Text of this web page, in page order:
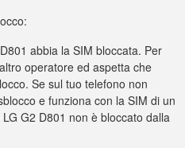
abbia la SIM bloccata. Per
operatore ed aspetta che
Se sul tuo telefono non
e funziona con la SIM di un
G2 D801 non è bloccato dalla